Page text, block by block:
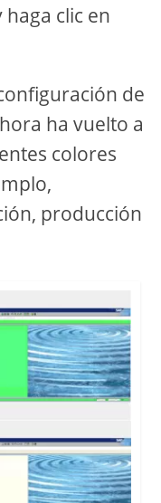
haga clic en
de
ha vuelto a
colores
producción